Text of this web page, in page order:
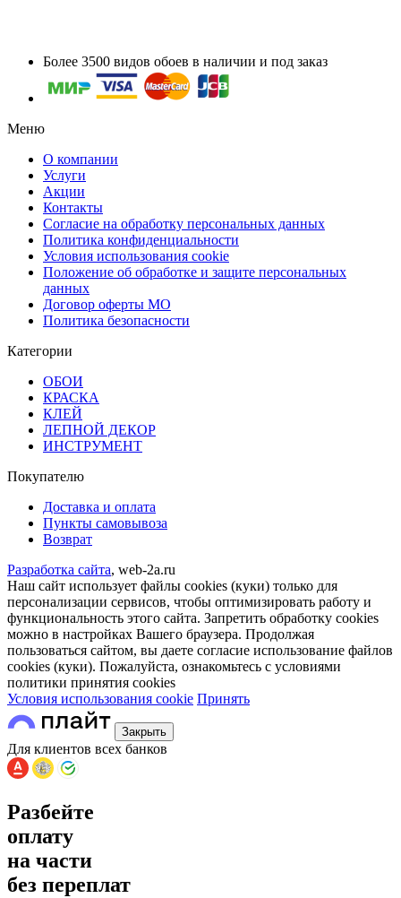
Более 3500 видов обоев в наличии и под заказ
Меню
О компании
Услуги
Акции
Контакты
Согласие на обработку персональных данных
Политика конфиденциальности
Условия использования cookie
Положение об обработке и защите персональных
данных
Договор оферты МО
Политика безопасности
Категории
ОБОИ
КРАСКА
КЛЕЙ
ЛЕПНОЙ ДЕКОР
ИНСТРУМЕНТ
Покупателю
Доставка и оплата
Пункты самовывоза
Возврат
Разработка сайта, web-2a.ru
Наш сайт использует файлы cookies (куки) только для
персонализации сервисов, чтобы оптимизировать работу и
функциональность этого сайта. Запретить обработку cookies
можно в настройках Вашего браузера. Продолжая
пользоваться сайтом, вы даете согласие использование файлов
cookies (куки). Пожалуйста, ознакомьтесь с условиями
политики принятия сookies
Условия использования cookie Принять
Закрыть
Для клиентов всех банков
Разбейте
оплату
на части
без переплат